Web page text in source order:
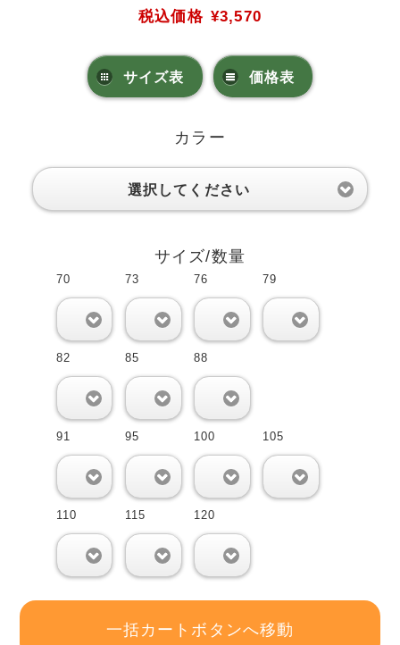
税込価格 ¥3,570
サイズ表 価格表
カラー
選択してください
サイズ/数量
70 73 76 79
82 85 88
91 95 100 105
110 115 120
一括カートボタンへ移動